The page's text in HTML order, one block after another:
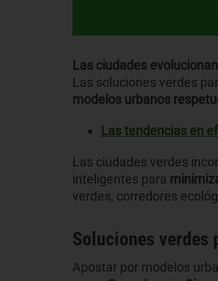
Las ciudades evolucionan
Las soluciones verdes
modelos urbanos
Las tendencias en
Las ciudades verdes
inteligentes para
verdes, corredores
Soluciones verdes
Apostar por modelos